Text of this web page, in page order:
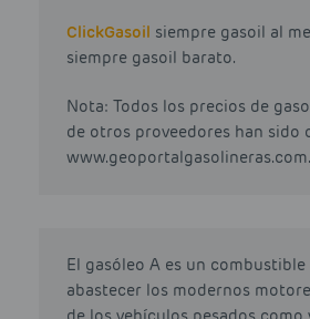
ClickGasoil siempre gasoil al
siempre gasoil barato.
Nota: Todos los precios de
de otros proveedores han sido
www.geoportalgasolineras.com.
El gasóleo A es un
abastecer los modernos